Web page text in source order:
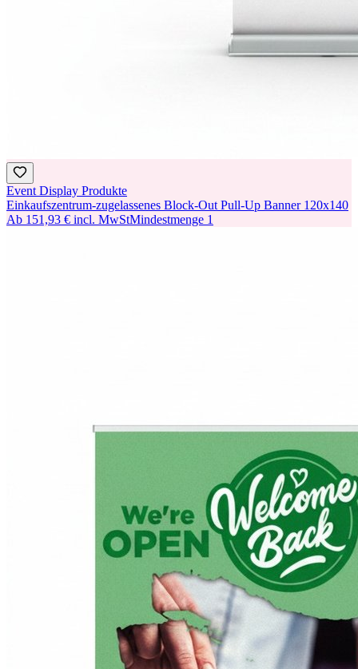
Event Display Produkte
Einkaufszentrum-zugelassenes Block-Out Pull-Up Banner 120x140
Ab 151,93 € incl. MwStMindestmenge 1